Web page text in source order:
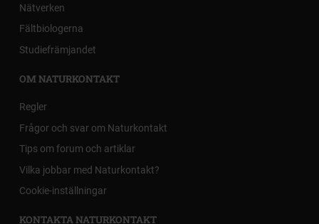
Nätverken
Fältbiologerna
Studiefrämjandet
OM NATURKONTAKT
Regler
Frågor och svar om Naturkontakt
Tips om forum och artiklar
Vilka jobbar med Naturkontakt?
Cookie-inställningar
KONTAKTA NATURKONTAKT